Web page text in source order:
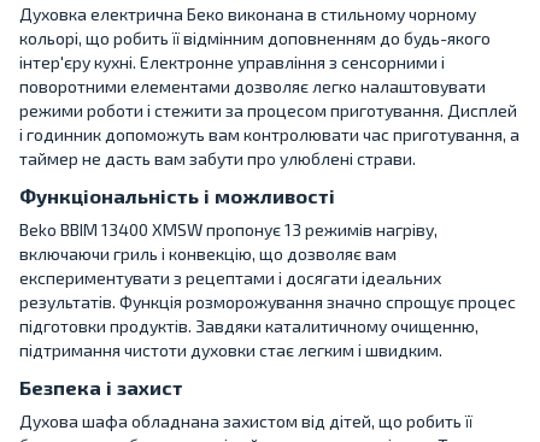
Духовка електрична Беко виконана в стильному чорному
кольорі, що робить її відмінним доповненням до будь-якого
інтер'єру кухні. Електронне управління з сенсорними і
поворотними елементами дозволяє легко налаштовувати
режими роботи і стежити за процесом приготування. Дисплей
і годинник допоможуть вам контролювати час приготування, а
таймер не дасть вам забути про улюблені страви.
Функціональність і можливості
Beko BBIM 13400 XMSW пропонує 13 режимів нагріву,
включаючи гриль і конвекцію, що дозволяє вам
експериментувати з рецептами і досягати ідеальних
результатів. Функція розморожування значно спрощує процес
підготовки продуктів. Завдяки каталитичному очищенню,
підтримання чистоти духовки стає легким і швидким.
Безпека і захист
Духова шафа обладнана захистом від дітей, що робить її